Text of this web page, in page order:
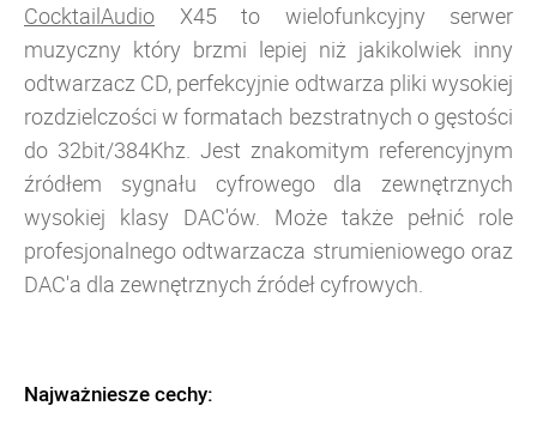
CocktailAudio X45 to wielofunkcyjny serwer
muzyczny który brzmi lepiej niż jakikolwiek inny
odtwarzacz CD, perfekcyjnie odtwarza pliki wysokiej
rozdzielczości w formatach bezstratnych o gęstości
do 32bit/384Khz. Jest znakomitym referencyjnym
źródłem sygnału cyfrowego dla zewnętrznych
wysokiej klasy DAC'ów. Może także pełnić role
profesjonalnego odtwarzacza strumieniowego oraz
DAC'a dla zewnętrznych źródeł cyfrowych.
Najważniesze cechy: